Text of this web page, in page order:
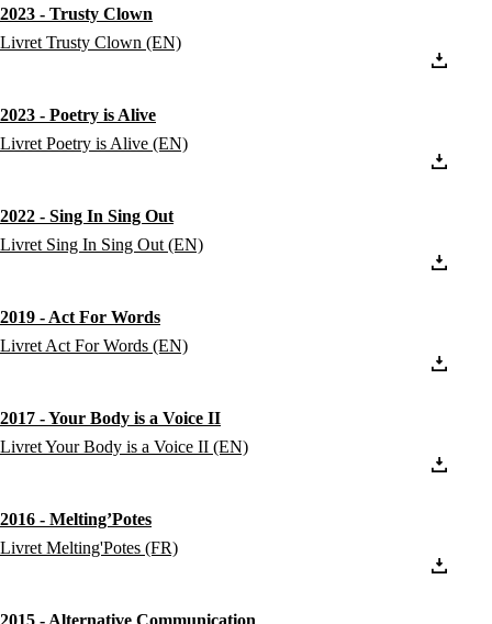
2023 - Trusty Clown
Livret Trusty Clown (EN)
2023 - Poetry is Alive
Livret Poetry is Alive (EN)
2022 - Sing In Sing Out
Livret Sing In Sing Out (EN)
2019 - Act For Words
Livret Act For Words (EN)
2017 - Your Body is a Voice II
Livret Your Body is a Voice II (EN)
2016 - Melting’Potes
Livret Melting'Potes (FR)
2015 - Alternative Communication